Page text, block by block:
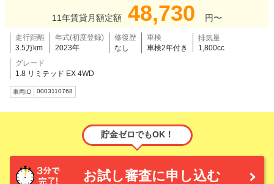
11年賃貸月額定額 48,730 円〜
走行距離
3.5万km
年式(初度登録)
2023年
修復歴
なし
車検
車検2年付き
排気量
1,800cc
グレード
1.8 リミテッド EX 4WD
車両ID 0003110768
貯金ゼロでもOK！
お試し審査に申し込む